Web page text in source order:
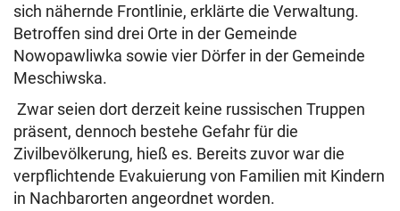
sich nähernde Frontlinie, erklärte die Verwaltung.
Betroffen sind drei Orte in der Gemeinde
Nowopawliwka sowie vier Dörfer in der Gemeinde
Meschiwska.
Zwar seien dort derzeit keine russischen Truppen
präsent, dennoch bestehe Gefahr für die
Zivilbevölkerung, hieß es. Bereits zuvor war die
verpflichtende Evakuierung von Familien mit Kindern
in Nachbarorten angeordnet worden.